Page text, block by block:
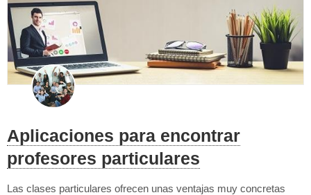
Aplicaciones para encontrar
profesores particulares
Las clases particulares ofrecen unas ventajas muy concretas